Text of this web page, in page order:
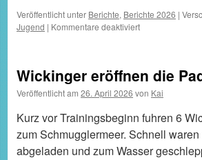
Veröffentlicht unter Berichte, Berichte 2026 |
Jugend | Kommentare deaktiviertfür
in
Hüningen
Wickinger eröffnen die
Veröffentlicht am 26. April 2026 von Kai
Kurz vor Trainingsbeginn fuhren 6
zum Schmugglermeer. Schnell
abgeladen und zum Wasser